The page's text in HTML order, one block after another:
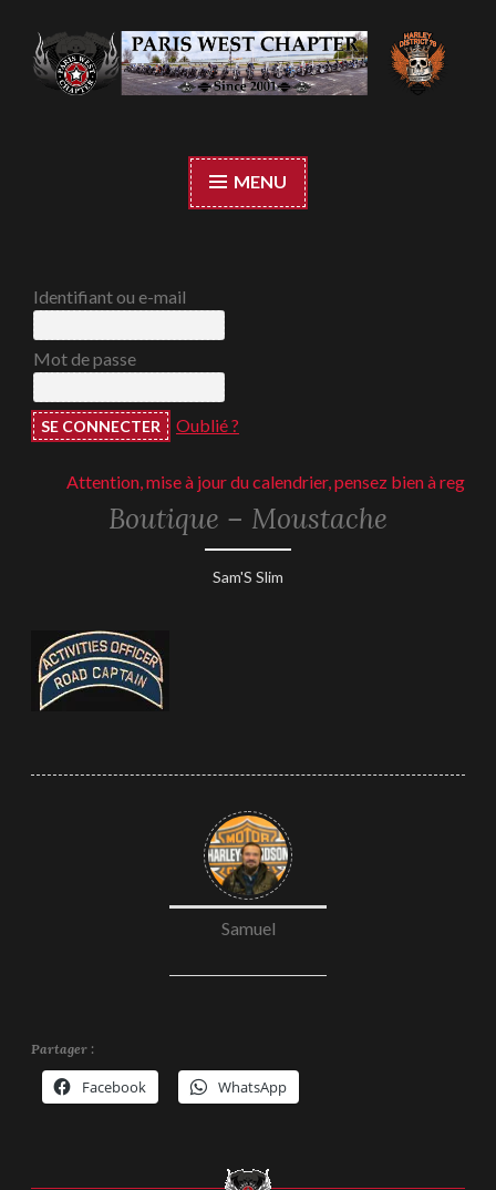
Accéder
au
contenu
MENU
Identifiant ou e-mail
Mot de passe
Oublié ?
Attention, mise à jour du calendrier, pensez bien à regarder
Boutique – Moustache
1
Sam'S Slim
Samuel
Partager :
Facebook WhatsApp